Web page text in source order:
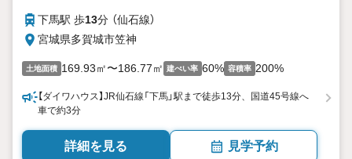
下馬駅 歩13分 （仙石線）
宮城県多賀城市笠神
土地面積 169.93㎡〜186.77㎡ 建ぺい率 60% 容積率 200%
【ダイワハウス】JR仙石線「下馬」駅まで徒歩13分、国道45号線へ
車で約3分
詳細を見る 見学予約